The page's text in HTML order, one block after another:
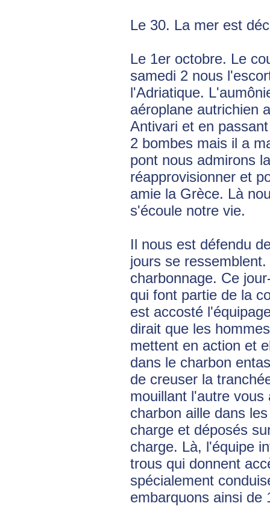
Le 30. La mer est
Le 1er octobre. Le
samedi 2 nous
l'Adriatique.
aéroplane autrichien
Antivari et en
2 bombes mais il a
pont nous admirons
réapprovisionner et
amie la Grèce. Là
s'écoule notre vie.
Il nous est défendu
jours se
charbonnage. Ce
qui font partie de la
est accosté
dirait que les
mettent en action et
dans le charbon
de creuser la
mouillant l'autre
charbon aille dans
charge et déposés
charge. Là, l'équipe
trous qui donnent
spécialement
embarquons ainsi de